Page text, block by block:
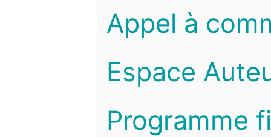
Appel à
Espace
Programme